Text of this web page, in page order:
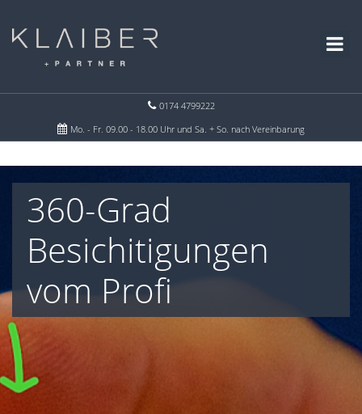
0174 4799222
Mo. - Fr. 09.00 - 18.00 Uhr und Sa. + So. nach Vereinbarung
360-Grad
Besichitigungen
vom Profi